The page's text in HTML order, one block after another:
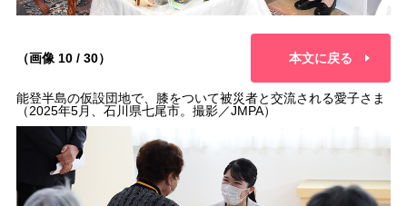
（画像 10 / 30） 本文に戻る
能登半島の仮設団地で、膝をついて被災者と交流される愛子さま
（2025年5月、石川県七尾市。撮影／JMPA）